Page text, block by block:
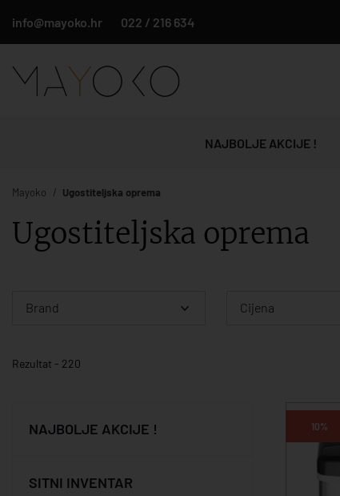
info@mayoko.hr 022 / 216 634
NAJBOLJE AKCIJE !
Mayoko Ugostiteljska oprema
Ugostiteljska oprema
Brand Cijena
Rezultat - 220
NAJBOLJE AKCIJE !
SITNI INVENTAR
10%